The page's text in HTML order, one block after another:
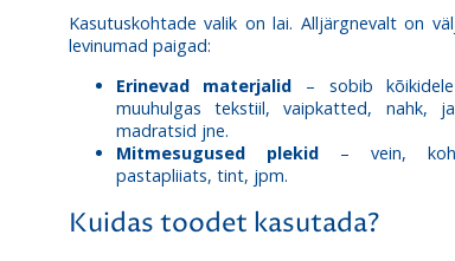
Kasutuskohtade valik on lai. Alljärgnevalt on
levinumad paigad:
Erinevad materjalid – sobib
muuhulgas tekstiil, vaipkatted, nahk,
madratsid jne.
Mitmesugused plekid– vein,
pastapliiats, tint, jpm.
Kuidas toodet kasutada?